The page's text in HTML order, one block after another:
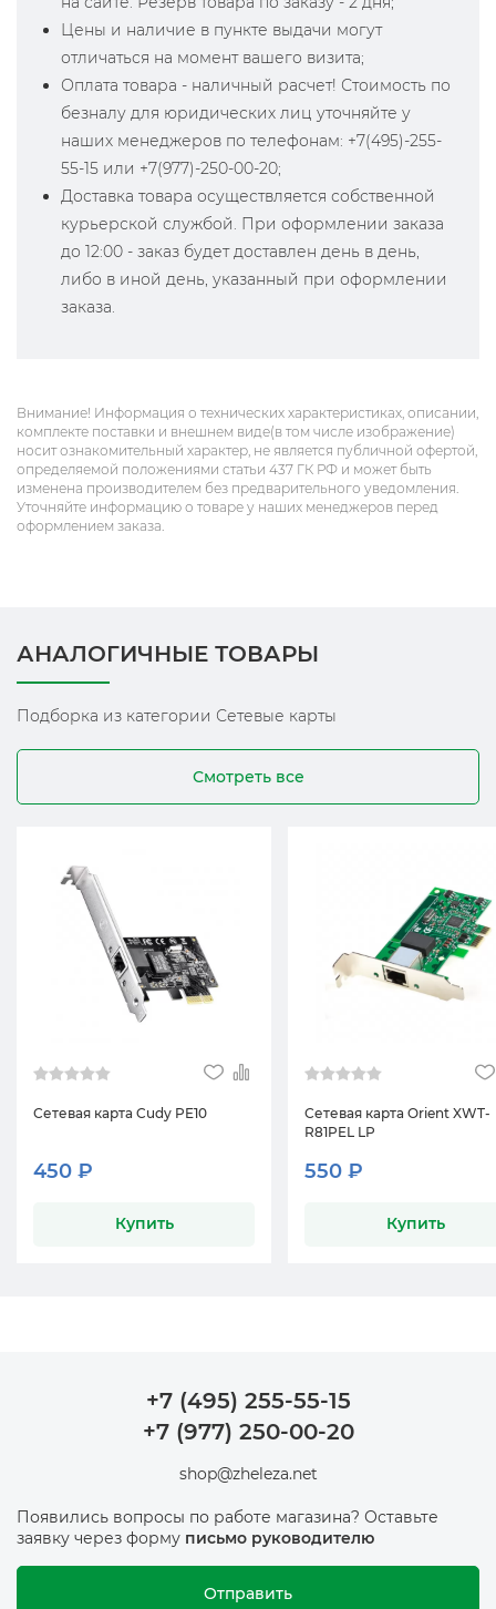
Цены и наличие в пункте выдачи могут
отличаться на момент вашего визита;
Оплата товара - наличный расчет! Стоимость по
безналу для юридических лиц уточняйте у
наших менеджеров по телефонам: +7(495)-255-
55-15 или +7(977)-250-00-20;
Доставка товара осуществляется собственной
курьерской службой. При оформлении заказа
до 12:00 - заказ будет доставлен день в день,
либо в иной день, указанный при оформлении
заказа.
Внимание! Информация о технических характеристиках, описании,
комплекте поставки и внешнем виде(в том числе изображение)
носит ознакомительный характер, не является публичной офертой,
определяемой положениями статьи 437 ГК РФ и может быть
изменена производителем без предварительного уведомления.
Уточняйте информацию о товаре у наших менеджеров перед
оформлением заказа.
АНАЛОГИЧНЫЕ ТОВАРЫ
Подборка из категории Сетевые карты
Смотреть все
Сетевая карта Cudy PE10
450 ₽
Купить
Сетевая карта Orient XWT-
R81PEL LP
550 ₽
Купить
+7 (495) 255-55-15
+7 (977) 250-00-20
shop@zheleza.net
Появились вопросы по работе магазина? Оставьте
заявку через форму письмо руководителю
Отправить